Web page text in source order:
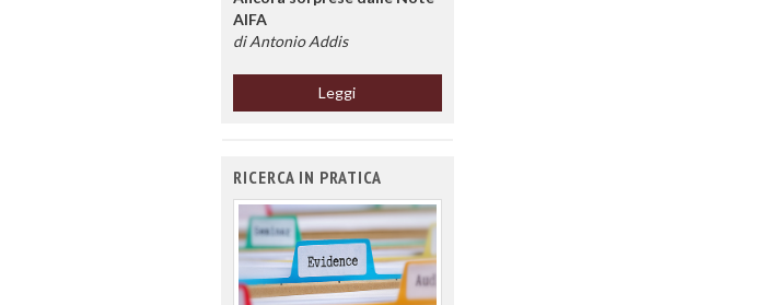
AIFA
di Antonio Addis
Leggi
RICERCA IN PRATICA